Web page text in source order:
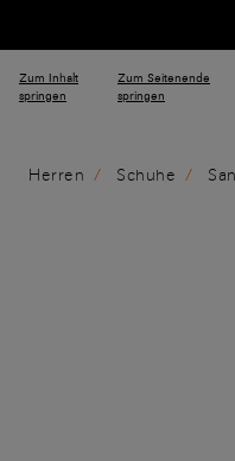
Zum Inhalt
springen
Zum Seitenende
springen
Herren Schuhe